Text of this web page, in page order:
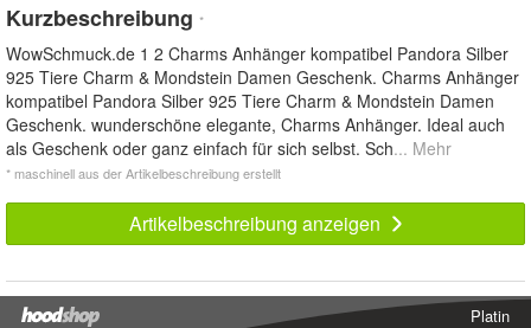
Kurzbeschreibung *
WowSchmuck.de 1 2 Charms Anhänger kompatibel Pandora Silber
925 Tiere Charm & Mondstein Damen Geschenk. Charms Anhänger
kompatibel Pandora Silber 925 Tiere Charm & Mondstein Damen
Geschenk. wunderschöne elegante, Charms Anhänger. Ideal auch
als Geschenk oder ganz einfach für sich selbst. Sch... Mehr
* maschinell aus der Artikelbeschreibung erstellt
Artikelbeschreibung anzeigen
Platin